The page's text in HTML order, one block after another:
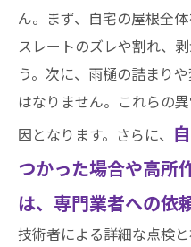
ん。まず、自宅の屋根全
スレートのズレや割れ、
う。次に、雨樋の詰まり
はなりません。これらの
因となります。さらに、
つかった場合や高所
は、専門業者への依
技術者による詳細な点検